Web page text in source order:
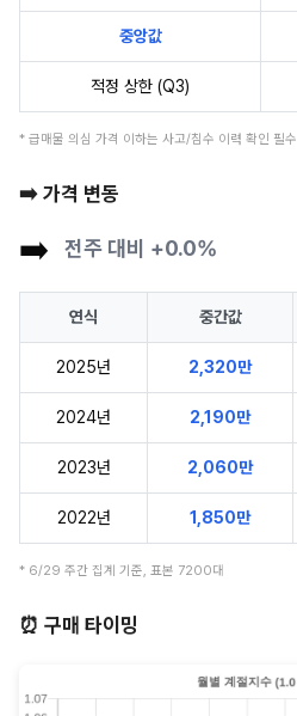
중앙값
적정 상한 (Q3)
* 급매물 의심 가격 이하는 사고/침수 이력 확인 필수
➡️ 가격 변동
➡️ 전주 대비 +0.0%
연식 중간값
2025년 2,320만
2024년 2,190만
2023년 2,060만
2022년 1,850만
* 6/29 주간 집계 기준, 표본 7200대
⏰ 구매 타이밍